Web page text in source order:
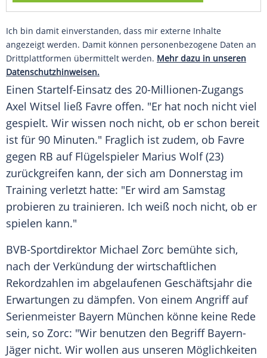
Ich bin damit einverstanden, dass mir externe Inhalte
angezeigt werden. Damit können personenbezogene Daten an
Drittplattformen übermittelt werden. Mehr dazu in unseren
Datenschutzhinweisen.
Einen Startelf-Einsatz des 20-Millionen-Zugangs
Axel Witsel ließ Favre offen. "Er hat noch nicht viel
gespielt. Wir wissen noch nicht, ob er schon bereit
ist für 90 Minuten." Fraglich ist zudem, ob Favre
gegen RB auf Flügelspieler Marius Wolf(23)
zurückgreifen kann, der sich am Donnerstag im
Training verletzt hatte: "Er wird am Samstag
probieren zu trainieren. Ich weiß noch nicht, ob er
spielen kann."
BVB-Sportdirektor Michael Zorc bemühte sich,
nach der Verkündung der wirtschaftlichen
Rekordzahlen im abgelaufenen Geschäftsjahr die
Erwartungen zu dämpfen. Von einem Angriff auf
Serienmeister Bayern München könne keine Rede
sein, so Zorc: "Wir benutzen den Begriff Bayern-
Jäger nicht. Wir wollen aus unseren Möglichkeiten